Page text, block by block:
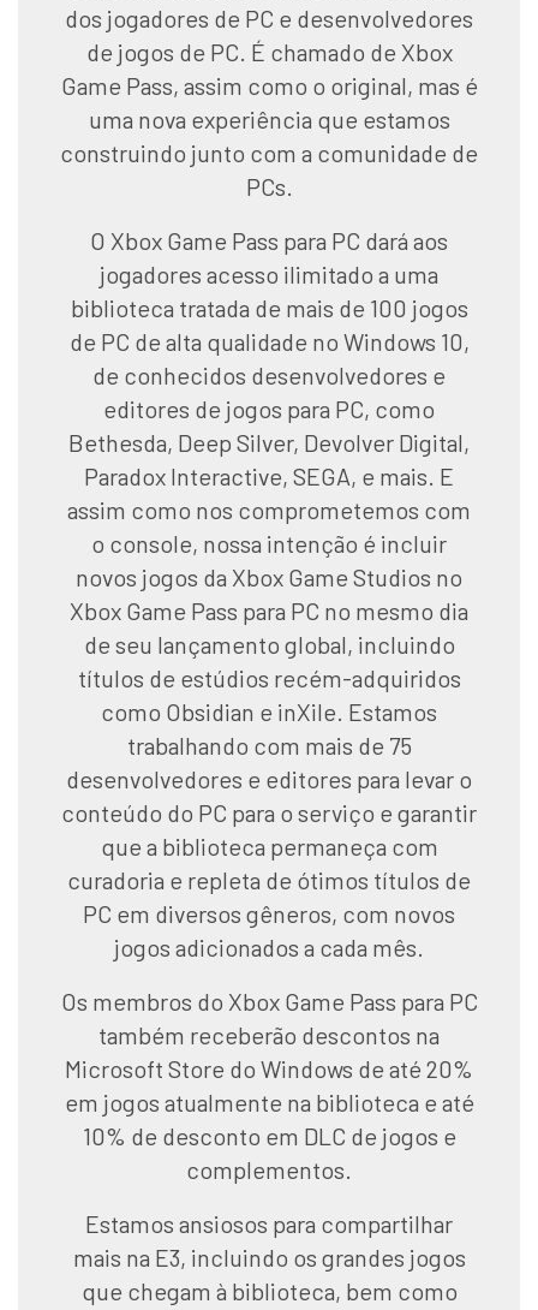
dos jogadores de PC e desenvolvedores
de jogos de PC. É chamado de Xbox
Game Pass, assim como o original, mas é
uma nova experiência que estamos
construindo junto com a comunidade de
PCs.
O Xbox Game Pass para PC dará aos
jogadores acesso ilimitado a uma
biblioteca tratada de mais de 100 jogos
de PC de alta qualidade no Windows 10,
de conhecidos desenvolvedores e
editores de jogos para PC, como
Bethesda, Deep Silver, Devolver Digital,
Paradox Interactive, SEGA, e mais. E
assim como nos comprometemos com
o console, nossa intenção é incluir
novos jogos da Xbox Game Studios no
Xbox Game Pass para PC no mesmo dia
de seu lançamento global, incluindo
títulos de estúdios recém-adquiridos
como Obsidian e inXile. Estamos
trabalhando com mais de 75
desenvolvedores e editores para levar o
conteúdo do PC para o serviço e garantir
que a biblioteca permaneça com
curadoria e repleta de ótimos títulos de
PC em diversos gêneros, com novos
jogos adicionados a cada mês.
Os membros do Xbox Game Pass para PC
também receberão descontos na
Microsoft Store do Windows de até 20%
em jogos atualmente na biblioteca e até
10% de desconto em DLC de jogos e
complementos.
Estamos ansiosos para compartilhar
mais na E3, incluindo os grandes jogos
que chegam à biblioteca, bem como